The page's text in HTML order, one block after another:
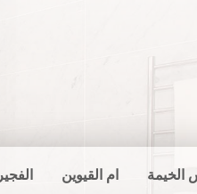
الخيمة ام القيوين